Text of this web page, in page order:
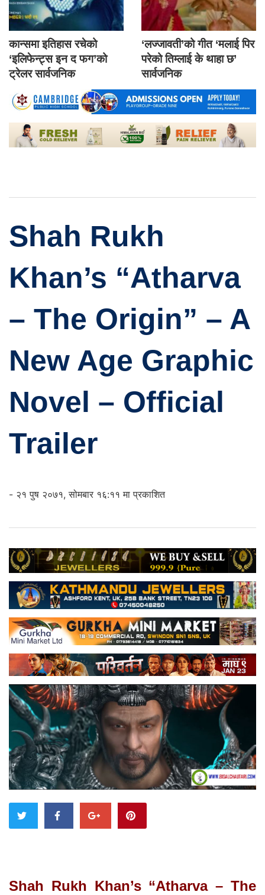
कान्समा इतिहास रचेको
‘इलिफेन्ट्स इन द फग’को
ट्रेलर सार्वजनिक
‘लज्जावती’को गीत ‘मलाई पिर
परेको तिम्लाई के थाहा छ’
सार्वजनिक
Shah Rukh
Khan’s “Atharva
– The Origin” – A
New Age Graphic
Novel – Official
Trailer
- २१ पुष २०७१, सोमबार १६:११ मा प्रकाशित
Shah Rukh Khan’s “Atharva – The